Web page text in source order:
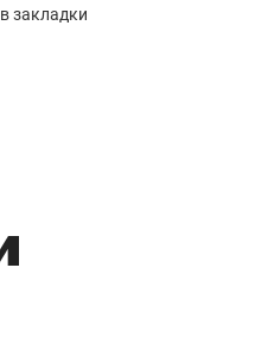
в закладки